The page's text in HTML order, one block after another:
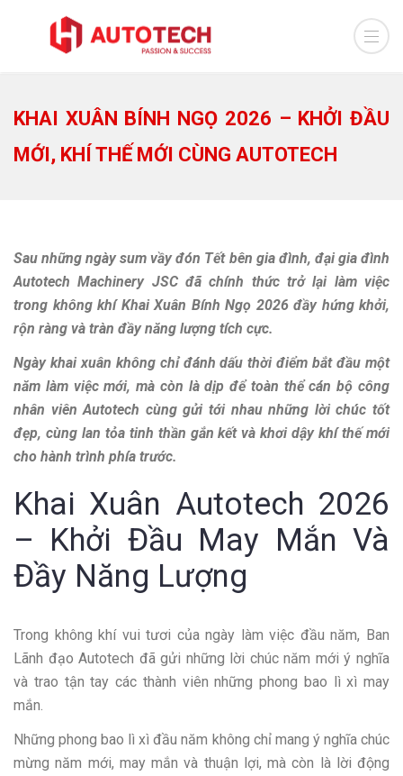
KHAI XUÂN BÍNH NGỌ 2026 – KHỞI ĐẦU
MỚI, KHÍ THẾ MỚI CÙNG AUTOTECH
Sau những ngày sum vầy đón Tết bên gia đình, đại gia đình
Autotech Machinery JSC đã chính thức trở lại làm việc
trong không khí Khai Xuân Bính Ngọ 2026 đầy hứng khởi,
rộn ràng và tràn đầy năng lượng tích cực.
Ngày khai xuân không chỉ đánh dấu thời điểm bắt đầu một
năm làm việc mới, mà còn là dịp để toàn thể cán bộ công
nhân viên Autotech cùng gửi tới nhau những lời chúc tốt
đẹp, cùng lan tỏa tinh thần gắn kết và khơi dậy khí thế mới
cho hành trình phía trước.
Khai Xuân Autotech 2026
– Khởi Đầu May Mắn Và
Đầy Năng Lượng
Trong không khí vui tươi của ngày làm việc đầu năm, Ban
Lãnh đạo Autotech đã gửi những lời chúc năm mới ý nghĩa
và trao tận tay các thành viên những phong bao lì xì may
mắn.
Những phong bao lì xì đầu năm không chỉ mang ý nghĩa chúc
mừng năm mới, may mắn và thuận lợi, mà còn là lời động